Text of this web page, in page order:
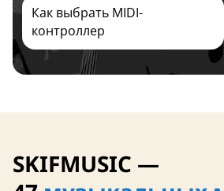
26 сентября
Как выбрать MIDI-
контроллер
SKIFMUSIC —